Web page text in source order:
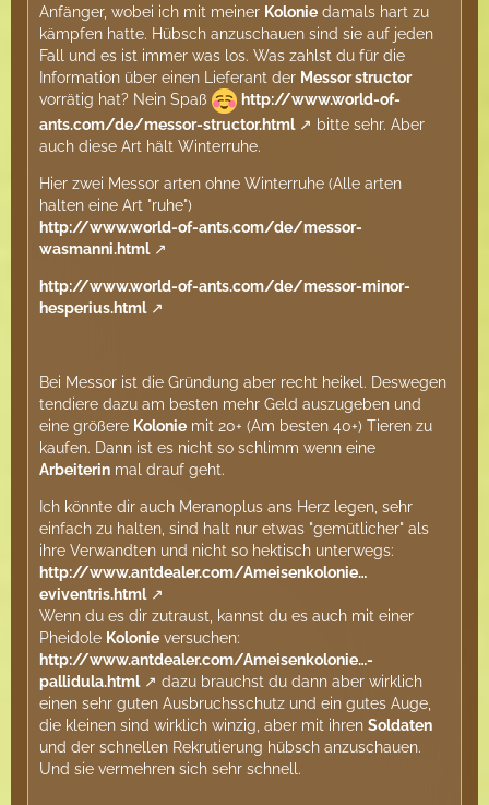
Anfänger, wobei ich mit meiner Kolonie damals hart zu
kämpfen hatte. Hübsch anzuschauen sind sie auf jeden
Fall und es ist immer was los. Was zahlst du für die
Information über einen Lieferant der Messor structor
vorrätig hat? Nein Spaß
http://www.world-of-
ants.com/de/messor-structor.html
bitte sehr. Aber
auch diese Art hält Winterruhe.
Hier zwei Messor arten ohne Winterruhe (Alle arten
halten eine Art "ruhe")
http://www.world-of-ants.com/de/messor-
wasmanni.html
http://www.world-of-ants.com/de/messor-minor-
hesperius.html
Bei Messor ist die Gründung aber recht heikel. Deswegen
tendiere dazu am besten mehr Geld auszugeben und
eine größere Kolonie mit 20+ (Am besten 40+) Tieren zu
kaufen. Dann ist es nicht so schlimm wenn eine
Arbeiterin mal drauf geht.
Ich könnte dir auch Meranoplus ans Herz legen, sehr
einfach zu halten, sind halt nur etwas "gemütlicher" als
ihre Verwandten und nicht so hektisch unterwegs:
http://www.antdealer.com/Ameisenkolonie…
eviventris.html
Wenn du es dir zutraust, kannst du es auch mit einer
Pheidole Kolonie versuchen:
http://www.antdealer.com/Ameisenkolonie…-
pallidula.html
dazu brauchst du dann aber wirklich
einen sehr guten Ausbruchsschutz und ein gutes Auge,
die kleinen sind wirklich winzig, aber mit ihren Soldaten
und der schnellen Rekrutierung hübsch anzuschauen.
Und sie vermehren sich sehr schnell.